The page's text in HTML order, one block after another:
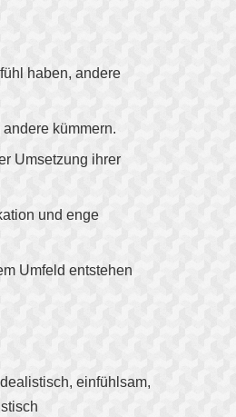
haben, andere
kümmern.
Umsetzung ihrer
und enge
Umfeld entstehen
einfühlsam,